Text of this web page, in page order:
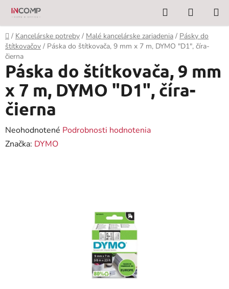
Prejsť
obsah
Hľadať
KOŠÍK
Domov
/ Kancelárske potreby / Malé kancelárske zariadenia / Pásky do
štítkovačov / Páska do štítkovača, 9 mm x 7 m, DYMO "D1", číra-
čierna
Páska do štítkovača, 9 mm
x 7 m, DYMO "D1", číra-
čierna
Priemerné
hodnotenie
Neohodnotené Podrobnosti hodnotenia
Značka: DYMO